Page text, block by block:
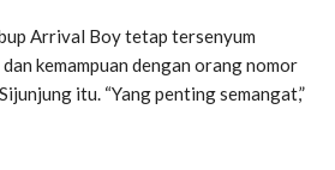
Arrival Boy tetap tersenyum
kemampuan dengan orang nomor
itu. “Yang penting semangat,”